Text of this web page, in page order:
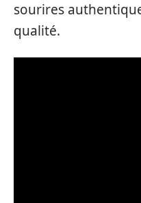
sourires
qualité.